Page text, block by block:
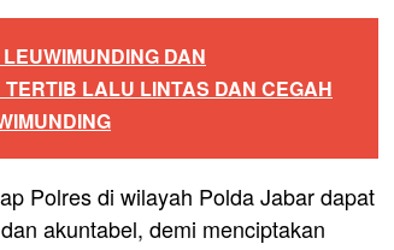
DAN
LALU LINTAS DAN CEGAH
Polres di wilayah Polda Jabar dapat
akuntabel, demi menciptakan